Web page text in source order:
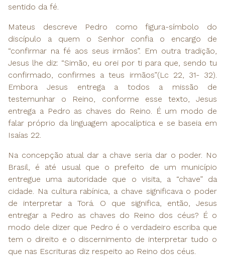
sentido da fé.
Mateus descreve Pedro como figura-símbolo do
discípulo a quem o Senhor confia o encargo de
“confirmar na fé aos seus irmãos”. Em outra tradição,
Jesus lhe diz: “Simão, eu orei por ti para que, sendo tu
confirmado, confirmes a teus irmãos”(Lc 22, 31- 32).
Embora Jesus entrega a todos a missão de
testemunhar o Reino, conforme esse texto, Jesus
entrega a Pedro as chaves do Reino. É um modo de
falar próprio da linguagem apocalíptica e se baseia em
Isaías 22.
Na concepção atual dar a chave seria dar o poder. No
Brasil, é até usual que o prefeito de um município
entregue uma autoridade que o visita, a “chave” da
cidade. Na cultura rabínica, a chave significava o poder
de interpretar a Torá. O que significa, então, Jesus
entregar a Pedro as chaves do Reino dos céus? É o
modo dele dizer que Pedro é o verdadeiro escriba que
tem o direito e o discernimento de interpretar tudo o
que nas Escrituras diz respeito ao Reino dos céus.